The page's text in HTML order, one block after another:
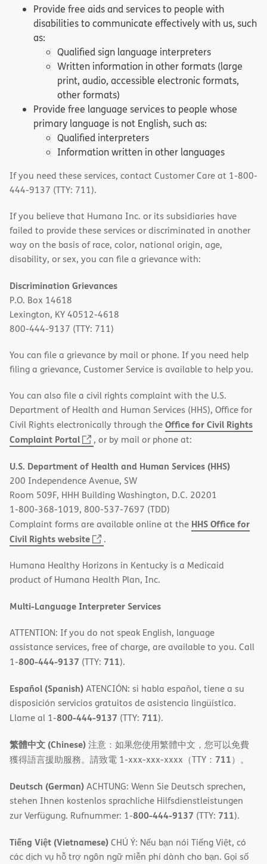
Provide free aids and services to people with
disabilities to communicate effectively with us, such
as:
Qualified sign language interpreters
Written information in other formats (large
print, audio, accessible electronic formats,
other formats)
Provide free language services to people whose
primary language is not English, such as:
Qualified interpreters
Information written in other languages
If you need these services, contact Customer Care at 1-800-
444-9137 (TTY: 711).
If you believe that Humana Inc. or its subsidiaries have
failed to provide these services or discriminated in another
way on the basis of race, color, national origin, age,
disability, or sex, you can file a grievance with:
Discrimination Grievances
P.O. Box 14618
Lexington, KY 40512-4618
800-444-9137 (TTY: 711)
You can file a grievance by mail or phone. If you need help
filing a grievance, Customer Service is available to help you.
You can also file a civil rights complaint with the U.S.
Department of Health and Human Services (HHS), Office for
Civil Rights electronically through theOffice for Civil Rights
Complaint Portal
(opens
new
window)
, or by mail or phone at:
U.S. Department of Health and Human Services (HHS)
200 Independence Avenue, SW
Room 509F, HHH Building Washington, D.C. 20201
1-800-368-1019, 800-537-7697 (TDD)
Complaint forms are available online at the HHS Office for
Civil Rights website
(opens
new
window)
.
Humana Healthy Horizons in Kentucky is a Medicaid
product of Humana Health Plan, Inc.
Multi-Language Interpreter Services
ATTENTION: If you do not speak English, language
assistance services, free of charge, are available to you. Call
1-800-444-9137 (TTY: 711).
Español (Spanish)ATENCIÓN: si habla español, tiene a su
disposición servicios gratuitos de asistencia lingüística.
Llame al 1-800-444-9137 (TTY: 711).
繁體中文 (Chinese)注意：如果您使用繁體中文，您可以免費
獲得語言援助服務。請致電 1-xxx-xxx-xxxx（TTY： 711）。
Deutsch (German)ACHTUNG: Wenn Sie Deutsch sprechen,
stehen Ihnen kostenlos sprachliche Hilfsdienstleistungen
zur Verfügung. Rufnummer: 1-800-444-9137 (TTY: 711).
Tiếng Việt (Vietnamese)CHÚ Ý: Nếu bạn nói Tiếng Việt, có
các dịch vụ hỗ trợ ngôn ngữ miễn phí dành cho bạn. Gọi số